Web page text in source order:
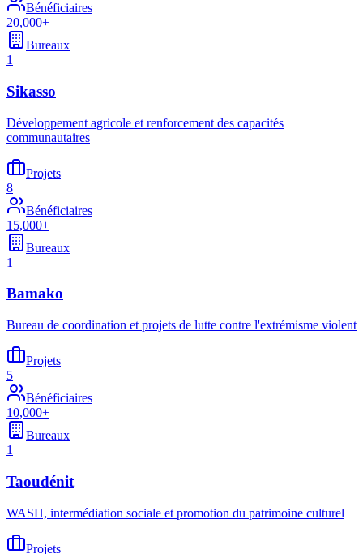
Bénéficiaires
20,000+
Bureaux
1
Sikasso
Développement agricole et renforcement des capacités
communautaires
Projets
8
Bénéficiaires
15,000+
Bureaux
1
Bamako
Bureau de coordination et projets de lutte contre l'extrémisme violent
Projets
5
Bénéficiaires
10,000+
Bureaux
1
Taoudénit
WASH, intermédiation sociale et promotion du patrimoine culturel
Projets